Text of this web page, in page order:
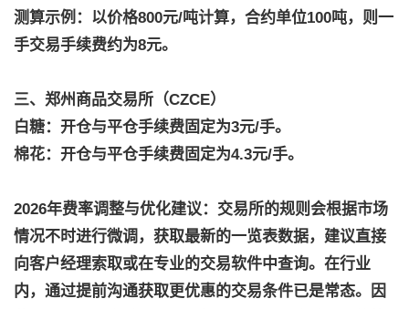
测算示例：以价格800元/吨计算，合约单位100吨，则一
手交易手续费约为8元。
三、郑州商品交易所（CZCE）
白糖：开仓与平仓手续费固定为3元/手。
棉花：开仓与平仓手续费固定为4.3元/手。
2026年费率调整与优化建议： 交易所的规则会根据市场
情况不时进行微调，获取最新的一览表数据，建议直接
向客户经理索取或在专业的交易软件中查询。在行业
内，通过提前沟通获取更优惠的交易条件已是常态。因